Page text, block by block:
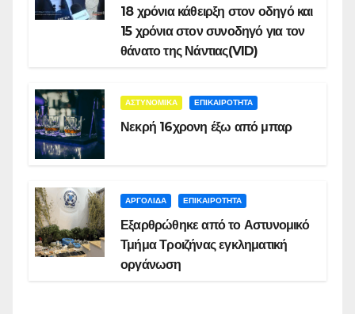
18 χρόνια κάθειρξη στον οδηγό και
15 χρόνια στον συνοδηγό για τον
θάνατο της Νάντιας(VID)
ΑΣΤΥΝΟΜΙΚΑ ΕΠΙΚΑΙΡΟΤΗΤΑ
Νεκρή 16χρονη έξω από μπαρ
ΑΡΓΟΛΙΔΑ ΕΠΙΚΑΙΡΟΤΗΤΑ
Εξαρθρώθηκε από το Αστυνομικό
Τμήμα Τροιζήνας εγκληματική
οργάνωση